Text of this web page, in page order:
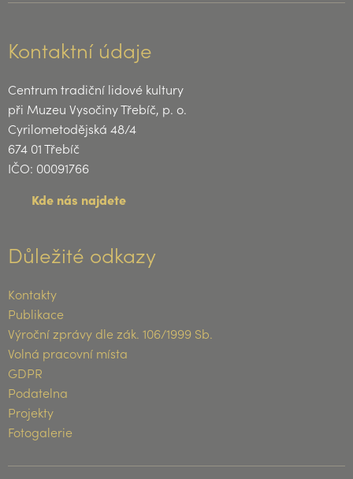
Kontaktní údaje
Centrum tradiční lidové kultury
při Muzeu Vysočiny Třebíč, p. o.
Cyrilometodějská 48/4
674 01 Třebíč
IČO: 00091766
Kde nás najdete
Důležité odkazy
Kontakty
Publikace
Výroční zprávy dle zák. 106/1999 Sb.
Volná pracovní místa
GDPR
Podatelna
Projekty
Fotogalerie